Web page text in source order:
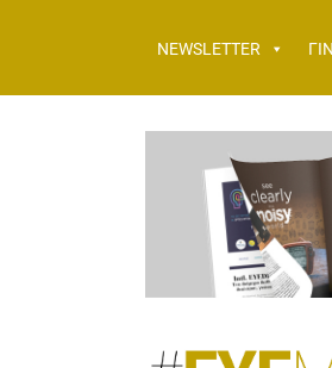
NEWSLETTER